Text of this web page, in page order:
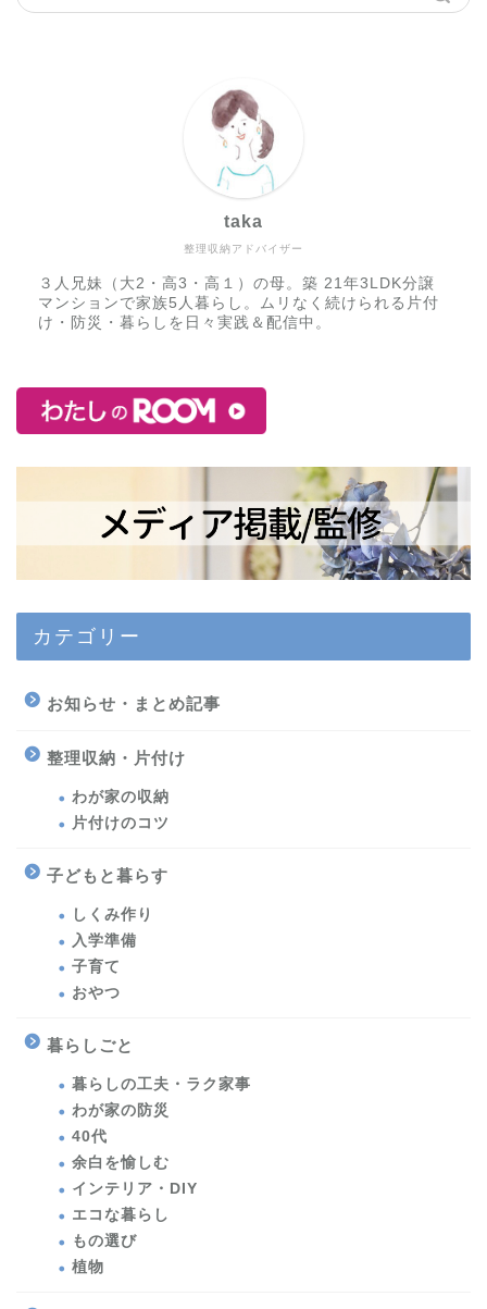
整理収納アドバイザー
taka
３人兄妹（大2・高3・高１）の母。築 21年3LDK分譲
マンションで家族5人暮らし。ムリなく続けられる片付
け・防災・暮らしを日々実践＆配信中。
カテゴリー
お知らせ・まとめ記事
整理収納・片付け
わが家の収納
片付けのコツ
子どもと暮らす
しくみ作り
入学準備
子育て
おやつ
暮らしごと
暮らしの工夫・ラク家事
わが家の防災
40代
余白を愉しむ
インテリア・DIY
エコな暮らし
もの選び
植物